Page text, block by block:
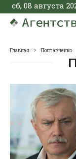
сб, 08 августа
Главная Полтавченко